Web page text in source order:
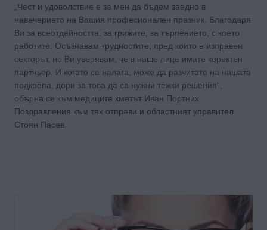
„Чест и удоволствие е за мен да бъдем заедно в
навечерието на Вашия професионален празник. Благодаря
Ви за всеотдайността, за грижите, за търпението, с което
работите. Осъзнавам трудностите, пред които е изправен
секторът, но Ви уверявам, че в наше лице имате коректен
партньор. И когато се налага, може да разчитате на нашата
подкрепа, дори за това да са нужни тежки решения“,
обърна се към медиците кметът Иван Портних.
Поздравления към тях отправи и областният управител
Стоян Пасев.